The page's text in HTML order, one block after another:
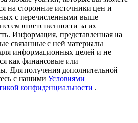
Carnival
· 33,333 USDT Bonus
10% APR
| Daily Rewards
на сторонние источники цен и
с перечисленными выше
ответственности за их
Информация, представленная на
связанные с ней материалы
информационных целей и не
как финансовые или
Для получения дополнительной
с нашими Условиями
конфиденциальности .